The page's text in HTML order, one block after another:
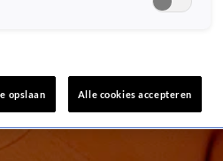
opslaan Alle cookies accepteren